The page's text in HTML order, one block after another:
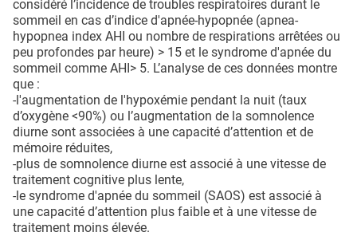
considéré l’incidence de troubles respiratoires durant le
sommeil en cas d’indice d'apnée-hypopnée (apnea-
hypopnea index AHI ou nombre de respirations arrêtées ou
peu profondes par heure) > 15 et le syndrome d'apnée du
sommeil comme AHI> 5. L’analyse de ces données montre
que :
-l'augmentation de l'hypoxémie pendant la nuit (taux
d’oxygène <90%) ou l’augmentation de la somnolence
diurne sont associées à une capacité d’attention et de
mémoire réduites,
-plus de somnolence diurne est associé à une vitesse de
traitement cognitive plus lente,
-le syndrome d'apnée du sommeil (SAOS) est associé à
une capacité d’attention plus faible et à une vitesse de
traitement moins élevée.